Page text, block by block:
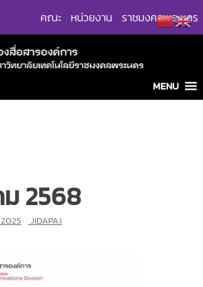
คณะ หน่วยงาน ราชมงคลพระนคร
MENU
2568
2025 JIDAPA.I